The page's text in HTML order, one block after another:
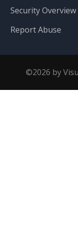
Security Overview
Report Abuse
©2026 by